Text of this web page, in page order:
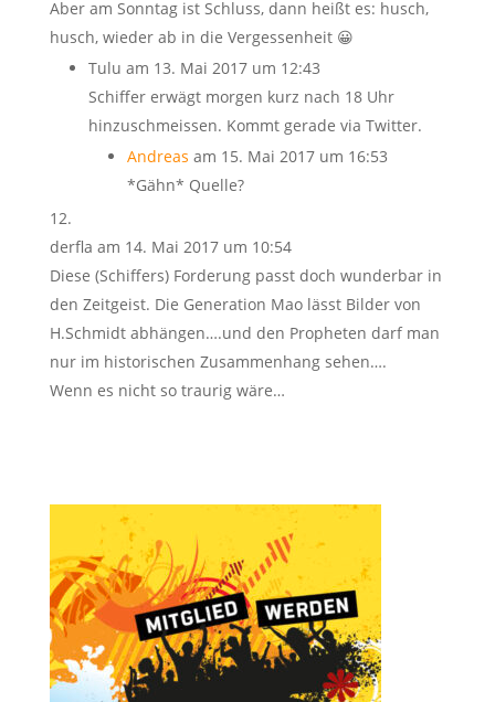
Aber am Sonntag ist Schluss, dann heißt es: husch,
husch, wieder ab in die Vergessenheit 😀
Tulu am 13. Mai 2017 um 12:43
Schiffer erwägt morgen kurz nach 18 Uhr
hinzuschmeissen. Kommt gerade via Twitter.
Andreas am 15. Mai 2017 um 16:53
*Gähn* Quelle?
derfla am 14. Mai 2017 um 10:54
Diese (Schiffers) Forderung passt doch wunderbar in
den Zeitgeist. Die Generation Mao lässt Bilder von
H.Schmidt abhängen….und den Propheten darf man
nur im historischen Zusammenhang sehen….
Wenn es nicht so traurig wäre…